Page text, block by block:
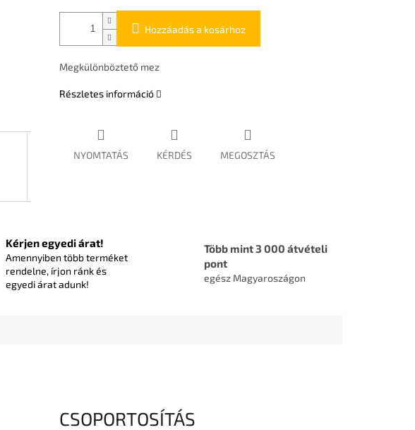
Hozzáadás a kosárhoz
Megkülönböztető mez
Részletes információ
NYOMTATÁS KÉRDÉS MEGOSZTÁS
Kérjen egyedi árat!
Amennyiben több terméket
rendelne, írjon ránk és
egyedi árat adunk!
Több mint 3 000 átvételi
pont
egész Magyaroszágon
CSOPORTOSÍTÁS